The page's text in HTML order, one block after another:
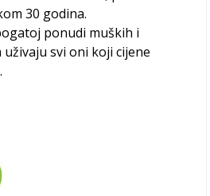
30 godina.
ponudi muških i
uživaju svi oni koji cijene